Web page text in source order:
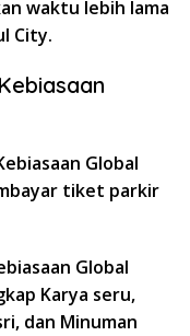
waktu lebih lama
City.
Global
tiket parkir
Global
Karya seru,
dan Minuman